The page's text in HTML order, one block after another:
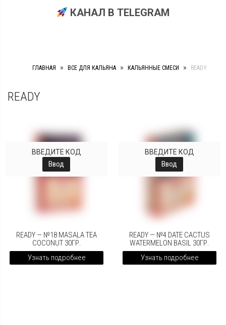
КАНАЛ В TELEGRAM
ГЛАВНАЯ » ВСЕ ДЛЯ КАЛЬЯНА » КАЛЬЯННЫЕ СМЕСИ » READY
READY
ВВЕДИТЕ КОД
Ввод
READY — №18 MASALA TEA
COCONUT 30ГР.
Узнать подробнее
ВВЕДИТЕ КОД
Ввод
READY — №4 DATE CACTUS
WATERMELON BASIL 30ГР.
Узнать подробнее